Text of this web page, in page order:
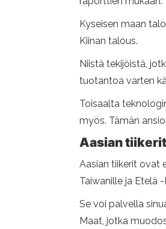
Kyseisen maan
Kiinan talous.
Niistä tekijöistä,
tuotantoa varten
Toisaalta
myös. Tämän
Aasian tiikerit
Aasian tiikerit ovat
Taiwanille ja Etelä
Se voi palvella
Maat, jotka